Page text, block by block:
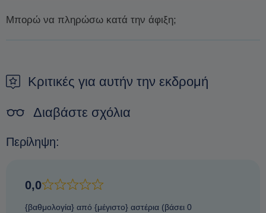
Μπορώ να πληρώσω κατά την άφιξη;
προκράτηση.
Κριτικές για αυτήν την εκδρομή
Διαβάστε σχόλια
Περίληψη:
0,0
{βαθμολογία} από {μέγιστο} αστέρια (βάσει 0